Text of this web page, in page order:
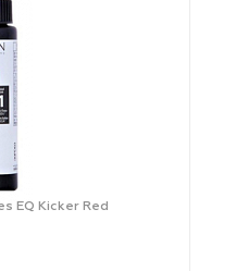
EQ Kicker Red